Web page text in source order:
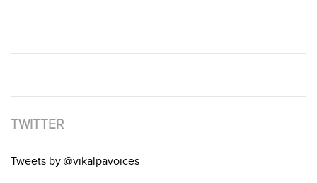
TWITTER
Tweets by @vikalpavoices